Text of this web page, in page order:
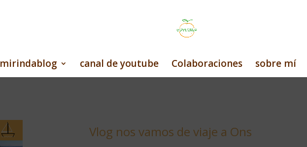
mirindablog canal de youtube Colaboraciones sobre mí
Vlog nos vamos de viaje a Ons